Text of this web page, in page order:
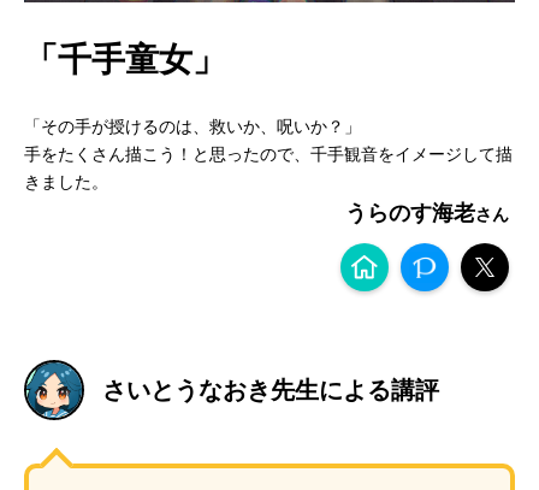
「千手童女」
「その手が授けるのは、救いか、呪いか？」
手をたくさん描こう！と思ったので、千手観音をイメージして描
きました。
うらのす海老
さいとうなおき先生による講評